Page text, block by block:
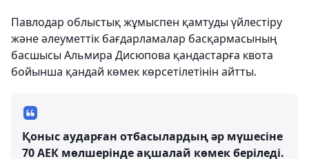
Павлодар облыстық жұмыспен қамтуды үйлестіру
және әлеуметтік бағдарламалар басқармасының
басшысы Альмира Дисюпова қандастарға квота
бойынша қандай көмек көрсетілетінін айтты.
Қоныс аударған отбасылардың әр мүшесіне
70 АЕК мөлшерінде ақшалай көмек беріледі.